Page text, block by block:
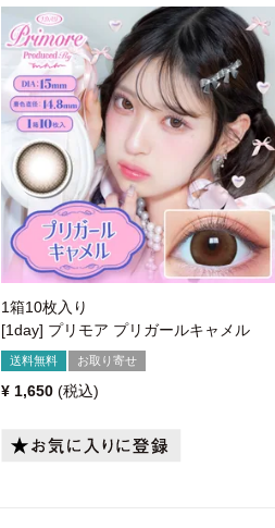
1箱10枚入り
[1day] プリモア プリガールキャメル
送料無料 お取り寄せ
¥ 1,650 税込